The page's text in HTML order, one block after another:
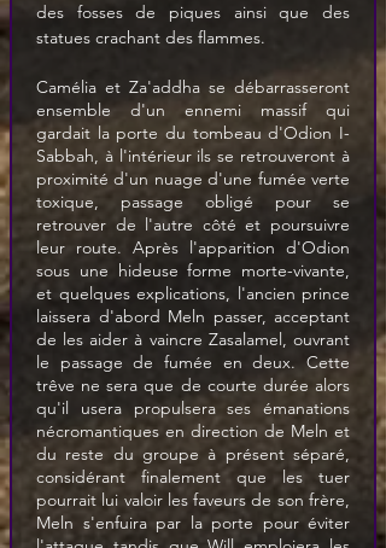
des fosses de piques ainsi que des
statues crachant des flammes.
Camélia et Za'addha se débarrasseront
ensemble d'un ennemi massif qui
gardait la porte du tombeau d'Odion I-
Sabbah, à l'intérieur ils se retrouveront à
proximité d'un nuage d'une fumée verte
toxique, passage obligé pour se
retrouver de l'autre côté et poursuivre
leur route. Après l'apparition d'Odion
sous une hideuse forme morte-vivante,
et quelques explications, l'ancien prince
laissera d'abord Meln passer, acceptant
de les aider à vaincre Zasalamel, ouvrant
le passage de fumée en deux. Cette
trêve ne sera que de courte durée alors
qu'il usera propulsera ses émanations
nécromantiques en direction de Meln et
du reste du groupe à présent séparé,
considérant finalement que les tuer
pourrait lui valoir les faveurs de son frère,
Meln s'enfuira par la porte pour éviter